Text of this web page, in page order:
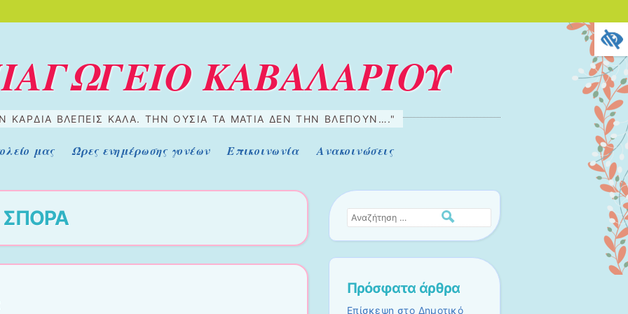
ΚΑΒΑΛΑΡΙΟΥ
ΒΛΈΠΕΙΣ ΚΑΛΆ. ΤΗΝ ΟΥΣΊΑ ΤΑ ΜΆΤΙΑ ΔΕΝ ΤΗΝ ΒΛΈΠΟΥΝ…."
μας Ώρες ενημέρωσης γονέων Επικοινωνία Ανακοινώσεις
ΣΠΟΡΑ Αναζήτηση
Πρόσφατα άρθρα
Επίσκεψη στο Δημοτικό